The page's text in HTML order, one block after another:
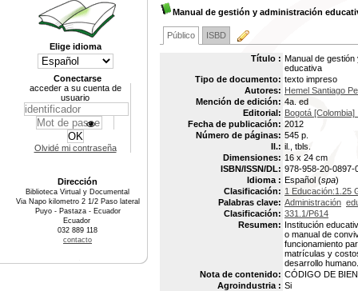
Manual de gestión y administración
Público ISBD
Título : Manual de gestión
educativa
Tipo de documento: texto impreso
Autores: Hemel Santiago
Mención de edición: 4a. ed
Editorial: Bogotá
Fecha de publicación: 2012
Número de páginas: 545 p.
Il.: il., tbls.
Dimensiones: 16 x 24 cm
ISBN/ISSN/DL: 978-958-20-0897-
Idioma : Español (spa)
Clasificación: 1 Educación:1.25
Palabras clave: Administración
Clasificación: 331.1/P614
Resumen: Institución
o manual de
funcionamiento
matrículas y
desarrollo
Nota de contenido: CÓDIGO DE
Agroindustria : Si
Elige idioma
Conectarse
acceder a su cuenta de
usuario
Olvidé mi contraseña
Dirección
Biblioteca Virtual y Documental
Via Napo kilometro 2 1/2 Paso lateral
Puyo - Pastaza - Ecuador
Ecuador
032 889 118
contacto